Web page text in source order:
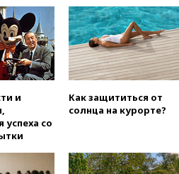
12:36
Экспорт растворимого
кофе из России достиг
рекордных показателей
12:30
Российские войска
взяли под контроль село
области
12:15
в соцсети
и
со
Как защититься от
солнца на курорте?